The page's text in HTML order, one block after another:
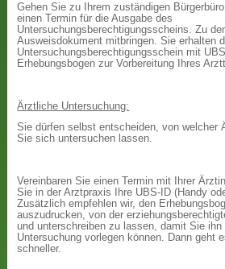
Gehen Sie zu Ihrem zuständigen
einen Termin für die Ausgabe des
Untersuchungsberechtigungsscheins. Zu
Ausweisdokument mitbringen. Sie erhalten
Untersuchungsberechtigungsschein mit
Erhebungsbogen zur Vorbereitung Ihres
Ärztliche Untersuchung:
Sie dürfen selbst entscheiden, von welcher
Sie sich untersuchen lassen.
Vereinbaren Sie einen Termin mit Ihrer
Sie in der Arztpraxis Ihre UBS-ID (Handy
Zusätzlich empfehlen wir, den
auszudrucken, von der
und unterschreiben zu lassen, damit Sie
Untersuchung vorlegen können. Dann geht
schneller.